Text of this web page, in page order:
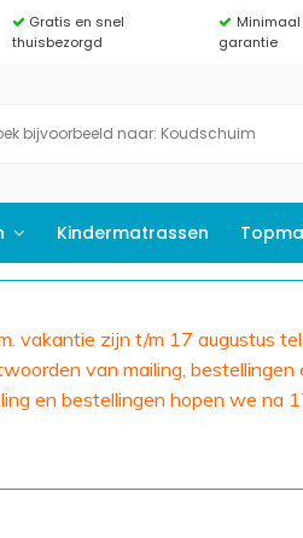
Gratis en snel
thuisbezorgd
garantie
Kindermatrassen
vakantie zijn t/m 17 augustus
van mailing,
en bestellingen hopen we na